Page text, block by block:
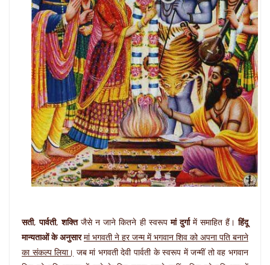
सती,पार्वती,शक्तिजैसे न जाने कितने ही स्वरूपमां दुर्गामें समाहित हैं।हिंदू
मान्‍यताओं के अनुसार मां भगवती ने हर जन्‍म में भगवान शिव को अपना पति बनाने
का संकल्‍प लिया। जब मां भगवती देवी पार्वती के स्‍वरूप में जन्‍मीं तो वह भगवान